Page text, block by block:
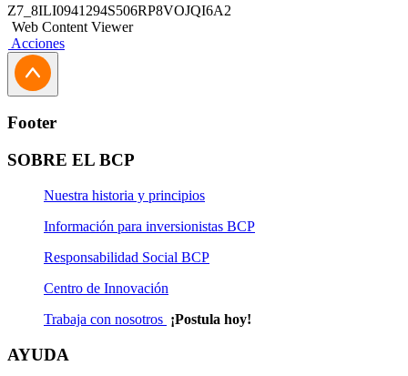
Z7_8ILI0941294S506RP8VOJQI6A2
Web Content Viewer
Acciones
Footer
SOBRE EL BCP
Nuestra historia y principios
Información para inversionistas BCP
Responsabilidad Social BCP
Centro de Innovación
Trabaja con nosotros ¡Postula hoy!
AYUDA